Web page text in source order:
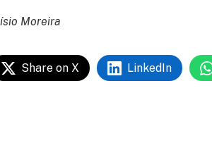
Moreira
Share on X LinkedIn